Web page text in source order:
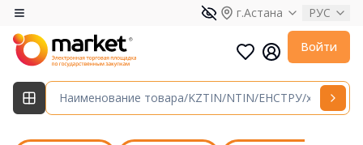
г.Астана РУС
Войти